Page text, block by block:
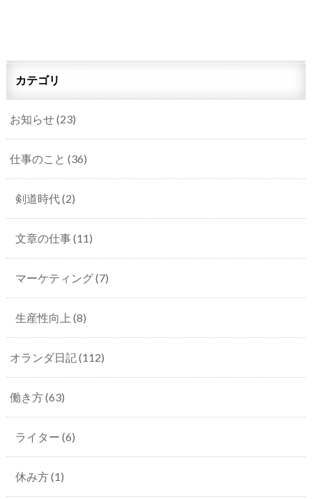
カテゴリ
お知らせ(23)
仕事のこと (36)
剣道時代(2)
文章の仕事(11)
マーケティング(7)
生産性向上 (8)
オランダ日記(112)
働き方(63)
ライター (6)
休み方(1)